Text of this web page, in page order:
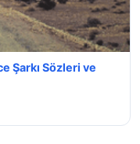
Şarkı Sözleri ve